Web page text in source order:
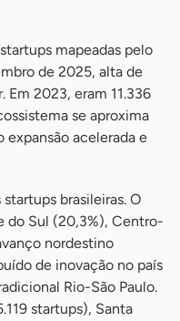
mapeadas pelo
de 2025, alta de
Em 2023, eram 11.336
se aproxima
acelerada e
brasileiras. O
do Sul (20,3%), Centro-
nordestino
de inovação no país
Rio-São Paulo.
startups), Santa